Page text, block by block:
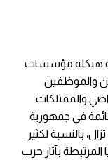
هيكلة مؤسسات
والموظفين
والممتلكات
في جمهورية
بالنسبة لكثير
المرتبطة بآثار حرب